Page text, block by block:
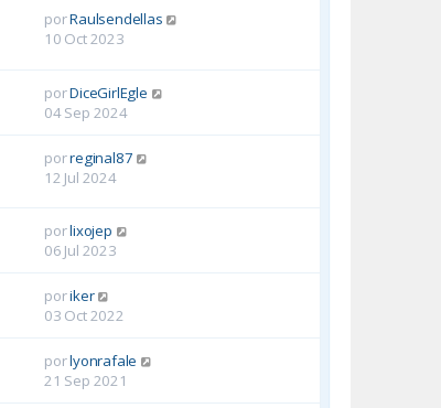
porRaulsendellas
10 Oct 2023
porDiceGirlEgle
04 Sep 2024
porreginal87
12 Jul 2024
porlixojep
06 Jul 2023
poriker
03 Oct 2022
porlyonrafale
21 Sep 2021